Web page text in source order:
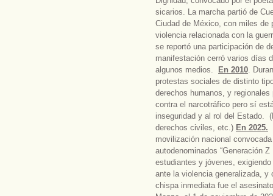
sicarios. La marcha partió de
Ciudad de México, con miles
violencia relacionada con la
se reportó una participación de
manifestación cerró varios días
algunos medios.
En 2010.
protestas sociales de distinto
derechos humanos, y
contra el narcotráfico pero sí
inseguridad y al rol del Estado.
derechos civiles, etc.) En 2025.
movilización nacional
autodenominados “Generación
estudiantes y jóvenes,
ante la violencia generalizada,
chispa inmediata fue el